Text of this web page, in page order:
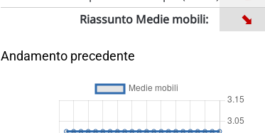
Riassunto Medie mobili: ➡
Andamento precedente